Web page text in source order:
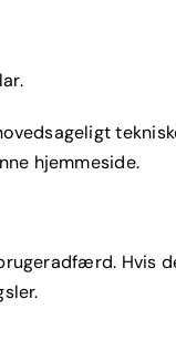
hjemmeside.
Hvis